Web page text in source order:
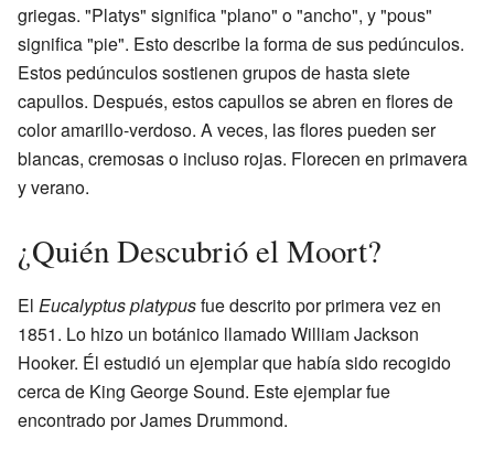
griegas. "Platys" significa "plano" o "ancho", y "pous"
significa "pie". Esto describe la forma de sus pedúnculos.
Estos pedúnculos sostienen grupos de hasta siete
capullos. Después, estos capullos se abren en flores de
color amarillo-verdoso. A veces, las flores pueden ser
blancas, cremosas o incluso rojas. Florecen en primavera
y verano.
¿Quién Descubrió el Moort?
El Eucalyptus platypusfue descrito por primera vez en
1851. Lo hizo un botánico llamado William Jackson
Hooker. Él estudió un ejemplar que había sido recogido
cerca de King George Sound. Este ejemplar fue
encontrado por James Drummond.